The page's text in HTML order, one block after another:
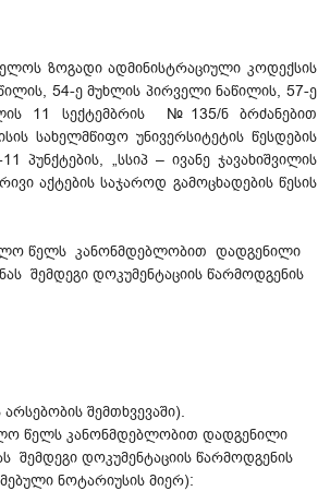
ზოგადი ადმინისტრაციული კოდექსის
54-ე მუხლის პირველი ნაწილის, 57-ე
11 სექტემბრის №135/ნ ბრძანებით
სახელმწიფო უნივერსიტეტის წესდების
პუნქტების, „სსიპ – ივანე ჯავახიშვილის
აქტების საჯაროდ გამოცხადების წესის
წელს კანონმდებლობით დადგენილი
შემდეგი დოკუმენტაციის წარმოდგენის
შემთხვევაში).
წელს კანონმდებლობით დადგენილი
შემდეგი დოკუმენტაციის წარმოდგენის
ნოტარიუსის მიერ):